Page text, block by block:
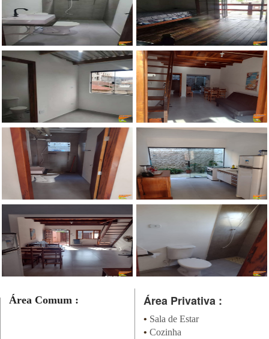
Área Comum : Área Privativa :
• Sala de Estar
• Cozinha